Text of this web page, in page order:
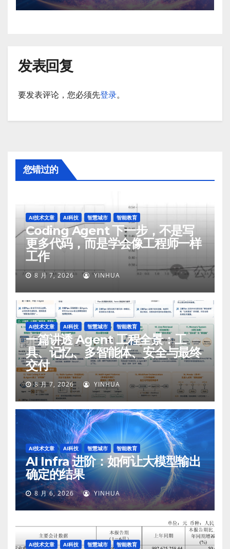
发表回复
要发表评论，您必须先登录。
您错过的
AI技术文章 AI科技 智慧城市 智能教育
Coding Agent 下一步，不是写
更多代码，而是学会像工程师一样
工作
8 月 7, 2026 YINHUA
AI技术文章 AI科技 智慧城市 智能教育
一篇讲透 Agent 工程全景：工
具、记忆、多智能体、安全与最终
交付
8 月 7, 2026 YINHUA
AI技术文章 AI科技 智慧城市 智能教育
AI Infra 进阶：如何让大模型输出
确定的结果
8 月 6, 2026 YINHUA
AI技术文章 AI科技 智慧城市 智能教育